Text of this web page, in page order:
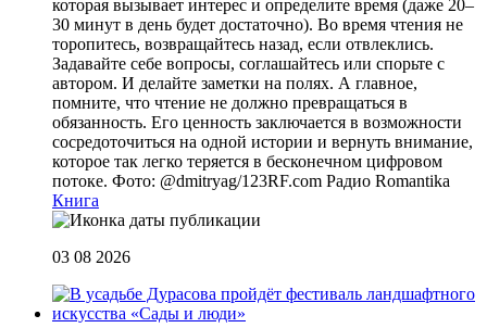
которая вызывает интерес и определите время (даже 20–
30 минут в день будет достаточно). Во время чтения не
торопитесь, возвращайтесь назад, если отвлеклись.
Задавайте себе вопросы, соглашайтесь или спорьте с
автором. И делайте заметки на полях. А главное,
помните, что чтение не должно превращаться в
обязанность. Его ценность заключается в возможности
сосредоточиться на одной истории и вернуть внимание,
которое так легко теряется в бесконечном цифровом
потоке. Фото: @dmitryag/123RF.com Радио Romantika
Книга
03 08 2026